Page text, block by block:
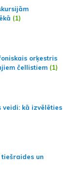
(1)
orķestris
čellistiem (1)
veidi: kā izvēlēties
un